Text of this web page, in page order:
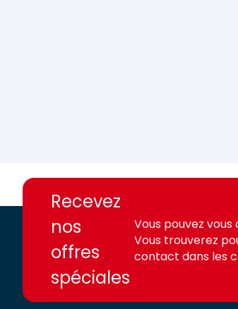
access.fr
access.fr
Recevez
nos
offres
spéciales
Vous pouvez
Vous trouverez
contact dans les